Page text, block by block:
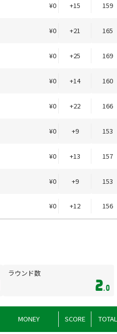
¥0 +15 159
¥0 +21 165
¥0 +25 169
¥0 +14 160
¥0 +22 166
¥0 +9 153
¥0 +13 157
¥0 +9 153
¥0 +12 156
ラウンド数
2.0
MONEY SCORE TOTAL